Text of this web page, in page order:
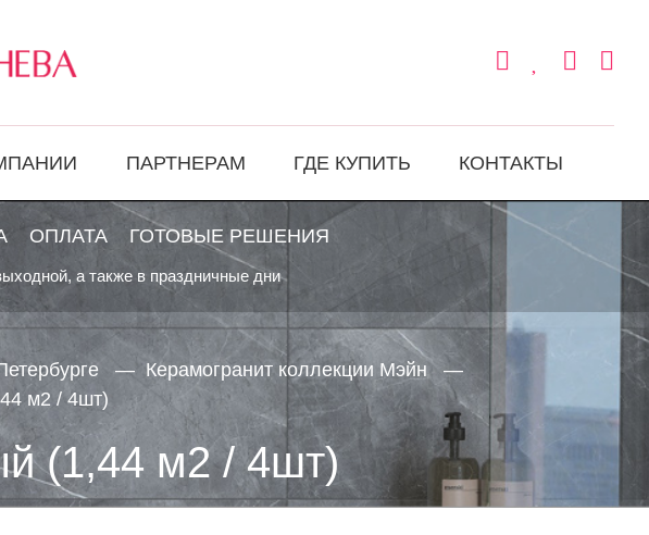
ПАРТНЕРАМ ГДЕ КУПИТЬ КОНТАКТЫ
ОПЛАТА ГОТОВЫЕ РЕШЕНИЯ
а также в праздничные дни
Керамогранит коллекции Мэйн
м2 / 4шт)
(1,44 м2 / 4шт)